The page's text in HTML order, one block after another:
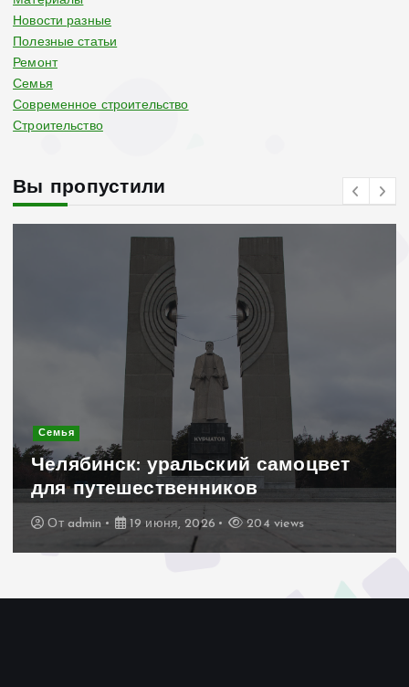
Новости разные
Полезные статьи
Ремонт
Семья
Современное строительство
Строительство
Вы пропустили
Современное строительство
Керамогранит «под дерево»:
стильное и практичное решение
для дачного домика
Отadmin 19 июня, 2026 195 views